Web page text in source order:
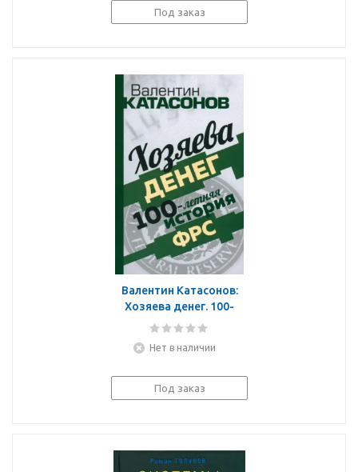
Под заказ
Валентин Катасонов:
Хозяева денег. 100-
летняя история ФРС
Нет в наличии
Под заказ